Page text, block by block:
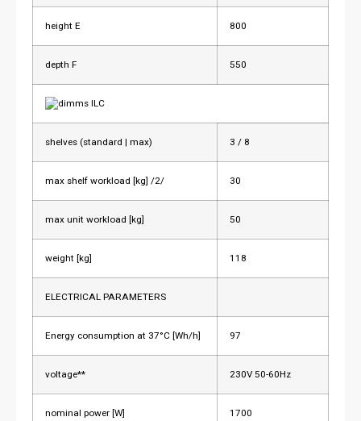
height E 800
depth F 550
shelves (standard | max) 3 / 8
max shelf workload [kg] /2/ 30
max unit workload [kg] 50
weight [kg] 118
ELECTRICAL PARAMETERS
Energy consumption at 37°C [Wh/h] 97
voltage** 230V 50-60Hz
nominal power [W] 1700